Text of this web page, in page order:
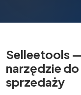
Selleetools
narzędzie
sprzedaży